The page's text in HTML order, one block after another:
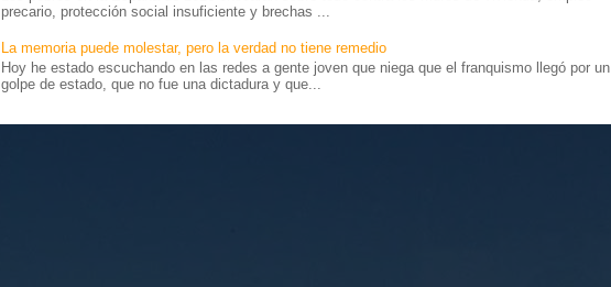
precario, protección social insuficiente y brechas ...
La memoria puede molestar, pero la verdad no tiene remedio
Hoy he estado escuchando en las redes a gente joven que niega que el franquismo llegó por un
golpe de estado, que no fue una dictadura y que...